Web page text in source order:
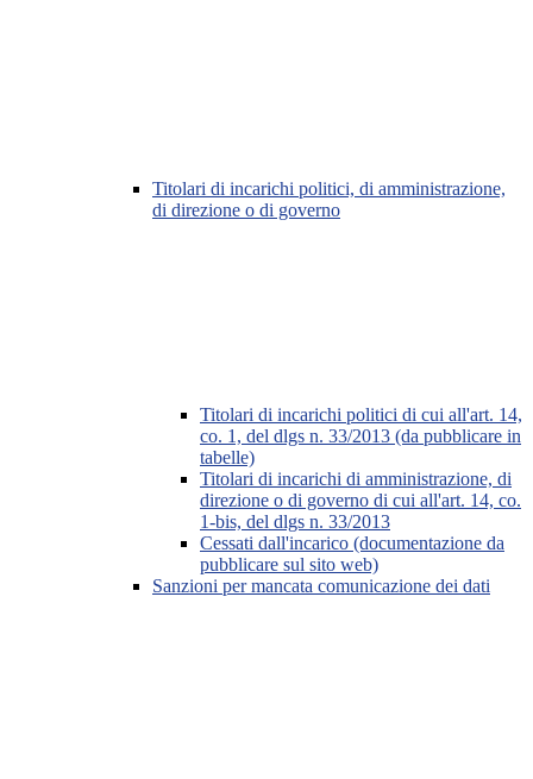
Titolari di incarichi politici, di amministrazione,
di direzione o di governo
Titolari di incarichi politici di cui all'art. 14,
co. 1, del dlgs n. 33/2013 (da pubblicare in
tabelle)
Titolari di incarichi di amministrazione, di
direzione o di governo di cui all'art. 14, co.
1-bis, del dlgs n. 33/2013
Cessati dall'incarico (documentazione da
pubblicare sul sito web)
Sanzioni per mancata comunicazione dei dati